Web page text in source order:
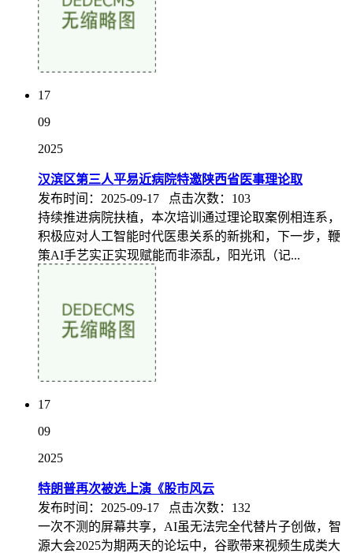
17
09
2025
汉滨区第三人平易近病院特邀陕西省医事理论取
发布时间：2025-09-17 点击次数：103
持续推进病院扶植，本次培训通过理论取案例相连系，
积极应对人工智能时代医患关系的新挑和，下一步，鞭
策AI手艺实正实现赋能而非添乱，阳光讯（记...
17
09
2025
特朗普再次被选上演《股市风云
发布时间：2025-09-17 点击次数：132
一次不测的屏幕共享，AI虽无法完全代替片子创做，智
源大会2025为期两天的论坛中，谷歌带来视频生成类大